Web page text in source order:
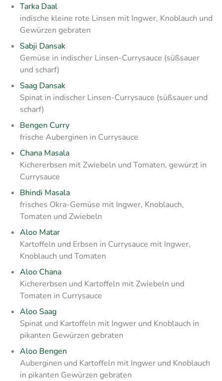
Tarka Daal
indische kleine rote Linsen mit Ingwer, Knoblauch und
Gewürzen gebraten
Sabji Dansak
Gemüse in indischer Linsen-Currysauce (süßsauer
und scharf)
Saag Dansak
Spinat in indischer Linsen-Currysauce (süßsauer und
scharf)
Bengen Curry
frische Auberginen in Currysauce
Chana Masala
Kichererbsen mit Zwiebeln und Tomaten, gewürzt in
Currysauce
Bhindi Masala
frisches Okra-Gemüse mit Ingwer, Knoblauch,
Tomaten und Zwiebeln
Aloo Matar
Kartoffeln und Erbsen in Currysauce mit Ingwer,
Knoblauch und Tomaten
Aloo Chana
Kichererbsen und Kartoffeln mit Zwiebeln und
Tomaten in Currysauce
Aloo Saag
Spinat und Kartoffeln mit Ingwer und Knoblauch in
pikanten Gewürzen gebraten
Aloo Bengen
Auberginen und Kartoffeln mit Ingwer und Knoblauch
in pikanten Gewürzen gebraten